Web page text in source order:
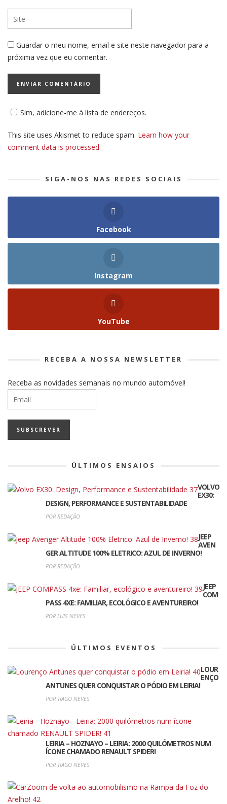
Guardar o meu nome, email e site neste navegador para a
próxima vez que eu comentar.
Sim, adicione-me à lista de endereços.
This site uses Akismet to reduce spam. Learn how your
comment data is processed.
SIGA-NOS NAS REDES SOCIAIS
Facebook
Instagram
YouTube
RECEBA A NOSSA NEWSLETTER
Receba as novidades semanais no mundo automóvel!
ÚLTIMOS ENSAIOS
VOLVO
EX30:
DESIGN, PERFORMANCE E SUSTENTABILIDADE
POR REDAÇÃO
JEEP
AVEN
GER ALTITUDE 100% ELETRICO: AZUL DE INVERNO!
POR REDAÇÃO
JEEP
COM
PASS 4XE: FAMILIAR, ECOLÓGICO E AVENTUREIRO!
POR LUIS NEVES
ÚLTIMOS EVENTOS
LOUR
ENÇO
ANTUNES QUER CONQUISTAR O PÓDIO EM LEIRIA!
POR TIAGO NEVES
LEIRIA – HOZNAYO – LEIRIA: 2000 QUILÓMETROS NUM
ÍCONE CHAMADO RENAULT SPIDER!
POR TIAGO NEVES